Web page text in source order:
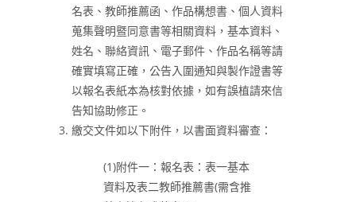
名表、教師推薦函、作品構想書、個人資料
蒐集聲明暨同意書等相關資料，基本資料、
姓名、聯絡資訊、電子郵件、作品名稱等請
確實填寫正確，公告入圍通知與製作證書等
以報名表紙本為核對依據，如有誤植請來信
告知協助修正。
繳交文件如以下附件，以書面資料審查：
(1)附件一：報名表：表一基本
資料及表二教師推薦書(需含推